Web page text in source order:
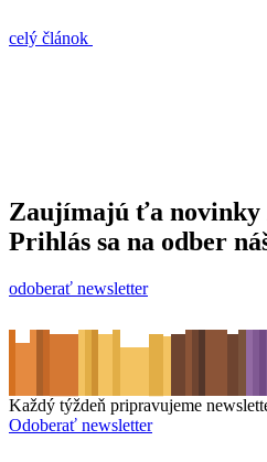
celý článok
Zaujímajú ťa novinky
Prihlás sa na odber
odoberať newsletter
Každý týždeň pripravujeme
Odoberať newsletter